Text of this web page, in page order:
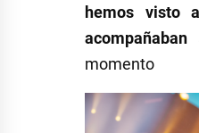
hemos visto
acompañaban
momento